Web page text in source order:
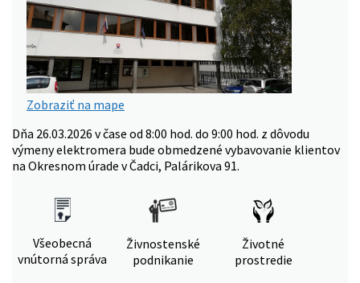
Zobraziť na mape
Dňa 26.03.2026 v čase od 8:00 hod. do 9:00 hod. z dôvodu
výmeny elektromera bude obmedzené vybavovanie klientov
na Okresnom úrade v Čadci, Palárikova 91.
Všeobecná
vnútorná správa
Živnostenské
podnikanie
Životné
prostredie